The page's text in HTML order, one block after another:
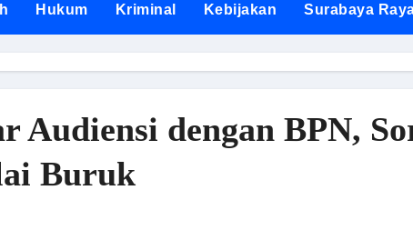
Hukum Kriminal Kebijakan Surabaya
Audiensi dengan BPN,
Buruk